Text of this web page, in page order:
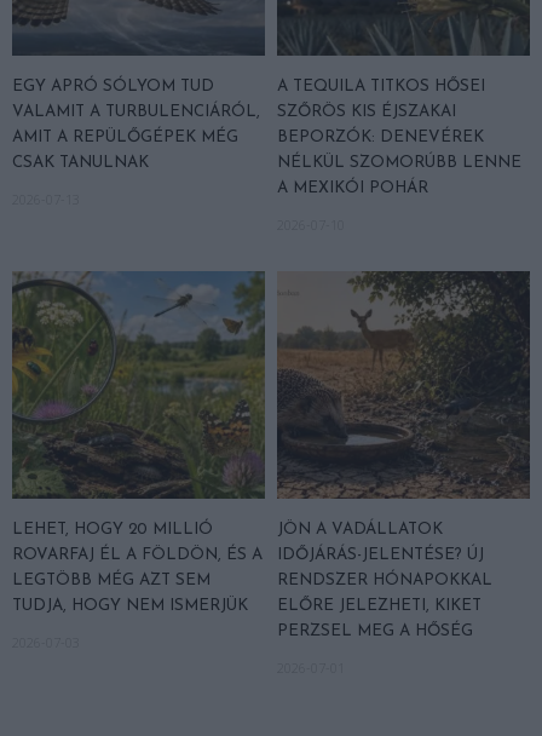
EGY APRÓ SÓLYOM TUD
VALAMIT A TURBULENCIÁRÓL,
AMIT A REPÜLŐGÉPEK MÉG
CSAK TANULNAK
A TEQUILA TITKOS HŐSEI
SZŐRÖS KIS ÉJSZAKAI
BEPORZÓK: DENEVÉREK
NÉLKÜL SZOMORÚBB LENNE
A MEXIKÓI POHÁR
LEHET, HOGY 20 MILLIÓ
ROVARFAJ ÉL A FÖLDÖN, ÉS A
LEGTÖBB MÉG AZT SEM
TUDJA, HOGY NEM ISMERJÜK
JÖN A VADÁLLATOK
IDŐJÁRÁS-JELENTÉSE? ÚJ
RENDSZER HÓNAPOKKAL
ELŐRE JELEZHETI, KIKET
PERZSEL MEG A HŐSÉG